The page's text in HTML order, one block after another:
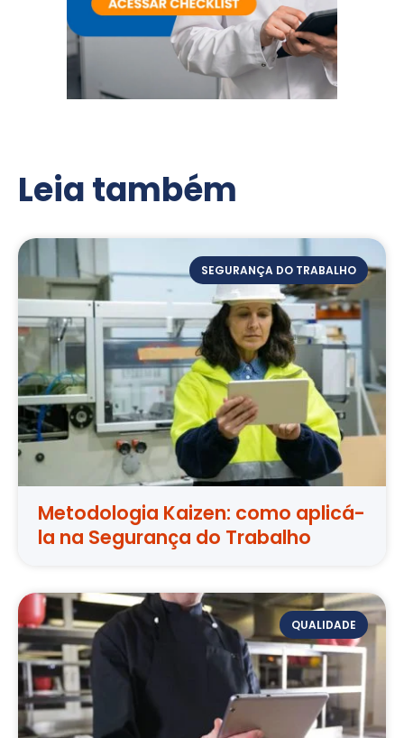
Leia também
SEGURANÇA DO TRABALHO
Metodologia Kaizen: como aplicá-
la na Segurança do Trabalho
QUALIDADE